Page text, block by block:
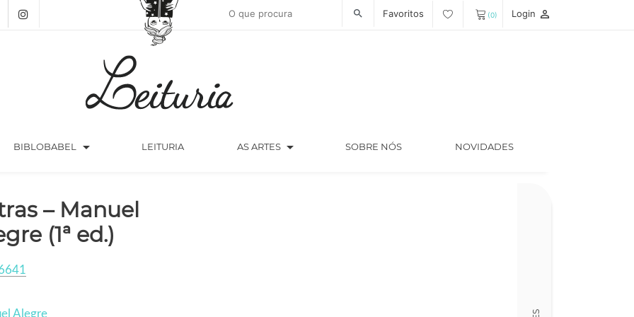
search Favoritos (0) Login person_outline
BIBLOBABEL arrow_drop_down LEITURIA AS ARTES arrow_drop_down SOBRE NÓS NOVIDADES
– Manuel
(1ª ed.)
Alegre